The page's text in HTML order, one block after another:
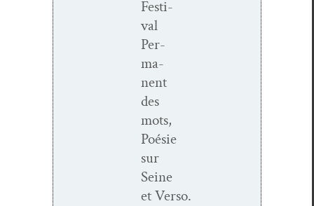
Fes­ti­
val
Per­
ma­
nent
des
mots,
Poésie
sur
Seine
et Verso.